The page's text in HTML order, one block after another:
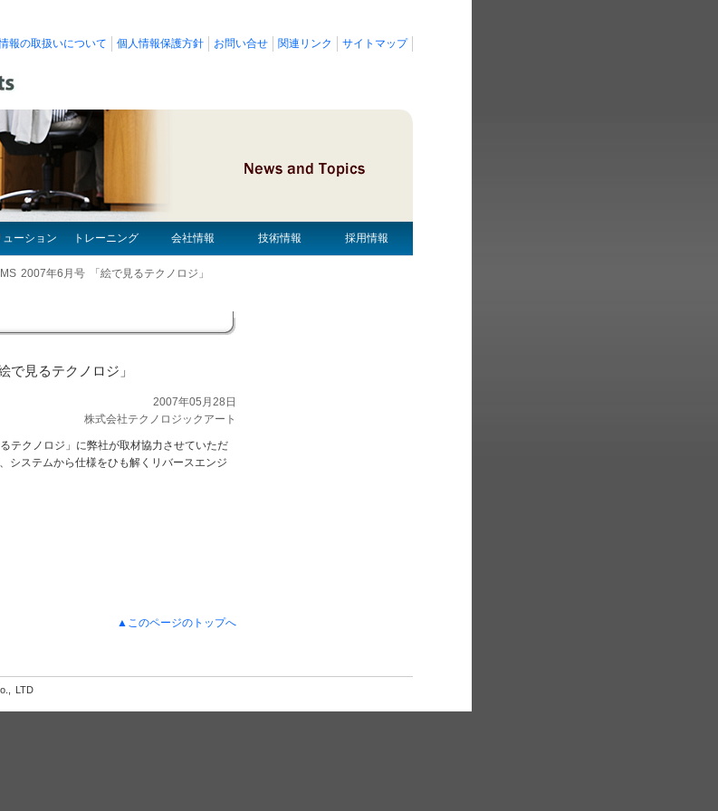
報の取扱いについて 個人情報保護方針 お問い合せ 関連リンク サイトマップ
ューション トレーニング 会社情報 技術情報 採用情報
2007年6月号 「絵で見るテクノロジ」
で見るテクノロジ」
2007年05月28日
株式会社テクノロジックアート
テクノロジ」に弊社が取材協力させていただ
システムから仕様をひも解くリバースエンジ
▲このページのトップへ
LTD